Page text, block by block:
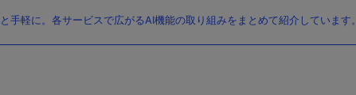
手軽に。各サービスで広がるAI機能の取り組みをまとめて紹介しています。